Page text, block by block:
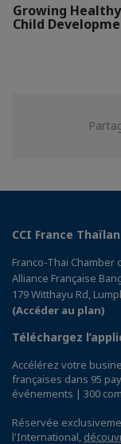
Growing
Child
CCI France
Franco-Thai Chamber
Alliance Française
179 Witthayu Rd,
(Accéder au plan)
Téléchargez
Accélérez votre
françaises dans 95
événements | 300
Réservée
l'International,